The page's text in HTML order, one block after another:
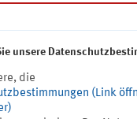
unsere
die
(Link